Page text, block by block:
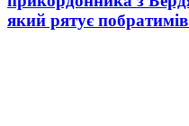
який рятує